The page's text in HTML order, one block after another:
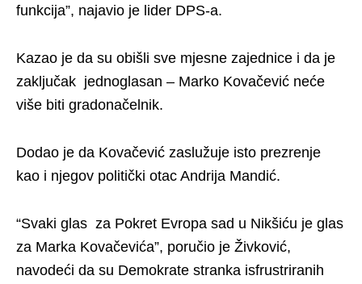
funkcija”, najavio je lider DPS-a.
Kazao je da su obišli sve mjesne zajednice i da je
zaključak jednoglasan – Marko Kovačević neće
više biti gradonačelnik.
Dodao je da Kovačević zaslužuje isto prezrenje
kao i njegov politički otac Andrija Mandić.
“Svaki glas za Pokret Evropa sad u Nikšiću je glas
za Marka Kovačevića”, poručio je Živković,
navodeći da su Demokrate stranka isfrustriranih